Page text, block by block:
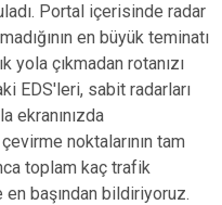
Portal içerisinde radar
en büyük teminatı
yola çıkmadan rotanızı
EDS'leri, sabit radarları
ekranınızda
noktalarının tam
toplam kaç trafik
başından bildiriyoruz.